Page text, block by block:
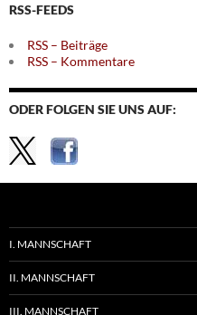
RSS-FEEDS
RSS – Beiträge
RSS – Kommentare
ODER FOLGEN SIE UNS AUF:
I. MANNSCHAFT
II. MANNSCHAFT
III. MANNSCHAFT